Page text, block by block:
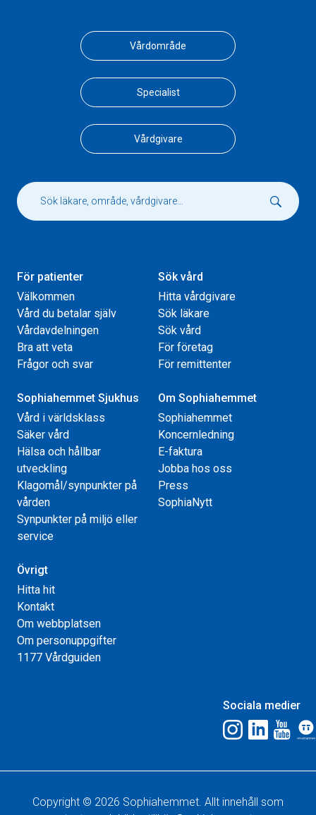
Vårdområde
Specialist
Vårdgivare
För patienter
Välkommen
Vård du betalar själv
Vårdavdelningen
Bra att veta
Frågor och svar
Sök vård
Hitta vårdgivare
Sök läkare
Sök vård
För företag
För remittenter
Sophiahemmet Sjukhus
Vård i världsklass
Säker vård
Hälsa och hållbar
utveckling
Klagomål/synpunkter på
vården
Synpunkter på miljö eller
service
Om Sophiahemmet
Sophiahemmet
Koncernledning
E-faktura
Jobba hos oss
Press
SophiaNytt
Övrigt
Hitta hit
Kontakt
Om webbplatsen
Om personuppgifter
1177 Vårdguiden
Sociala medier
Copyright © 2026 Sophiahemmet. Allt innehåll som